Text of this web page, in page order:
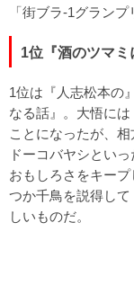
「街ブラ-1グラン
1位『酒のツマ
1位は『人志松本の
なる話』。大悟に
ことになったが、
ドーコバヤシとい
おもしろさをキー
つか千鳥を説得し
しいものだ。